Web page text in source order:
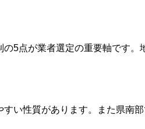
5点が業者選定の重要軸です
い性質があります。また県南